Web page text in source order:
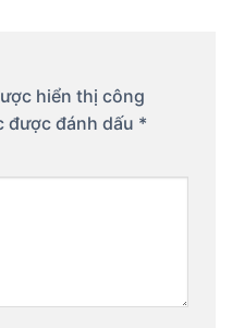
hiển thị công
được đánh dấu *